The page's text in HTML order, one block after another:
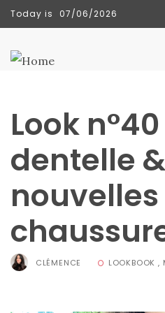
TENDANCES
Today is 07/06/2026
Look
dentelle &
nouvelles
CLÉMENCE LOOKBOOK ,